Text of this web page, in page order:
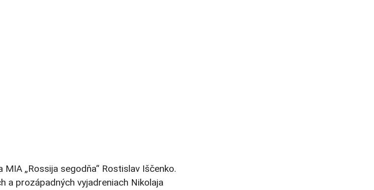
„Rossija segodňa“ Rostislav Iščenko.
a prozápadných vyjadreniach Nikolaja